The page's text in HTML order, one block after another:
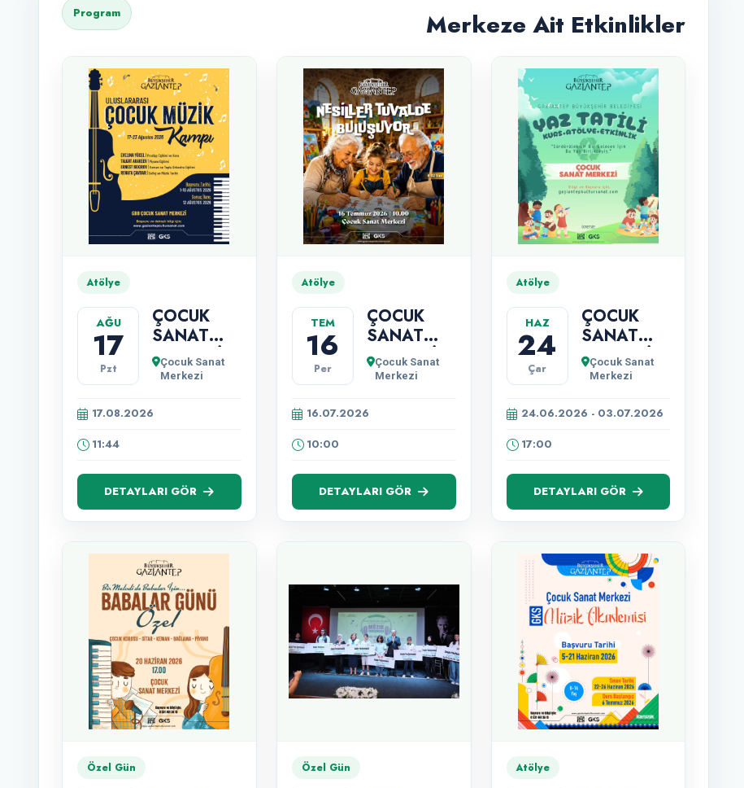
Program Merkeze Ait Etkinlikler
Atölye
AĞU
17
Pzt
ÇOCUK
SANAT
MERKEZİ
ULUSLARARASI
MÜZİK
Çocuk Sanat
Merkezi
17.08.2026
11:44
DETAYLARI GÖR
Atölye
TEM
16
Per
ÇOCUK
SANAT
MERKEZİ
NESİLLER
BULUŞUYOR
Çocuk Sanat
Merkezi
16.07.2026
10:00
DETAYLARI GÖR
Atölye
HAZ
24
Çar
ÇOCUK
SANAT
MERKEZİ
YAZ
BAŞVURU
Çocuk Sanat
Merkezi
24.06.2026 - 03.07.2026
17:00
DETAYLARI GÖR
Özel Gün Özel Gün Atölye